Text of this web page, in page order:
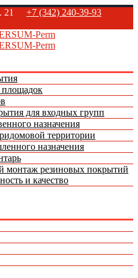
21
+7 (342) 240-39-93
площадок
для входных групп
назначения
территории
назначения
монтаж резиновых покрытий
и качество